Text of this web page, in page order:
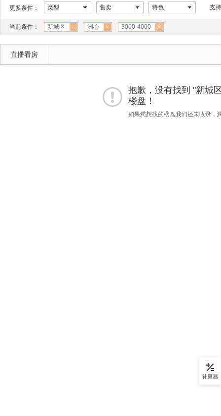
更多条件： 类型 售卖 特色 支
当前条件： 新城区 洲心 3000-4000
直播看房
抱歉，没有找到 "新城
楼盘！
如果您想找的楼盘我们还未收录，